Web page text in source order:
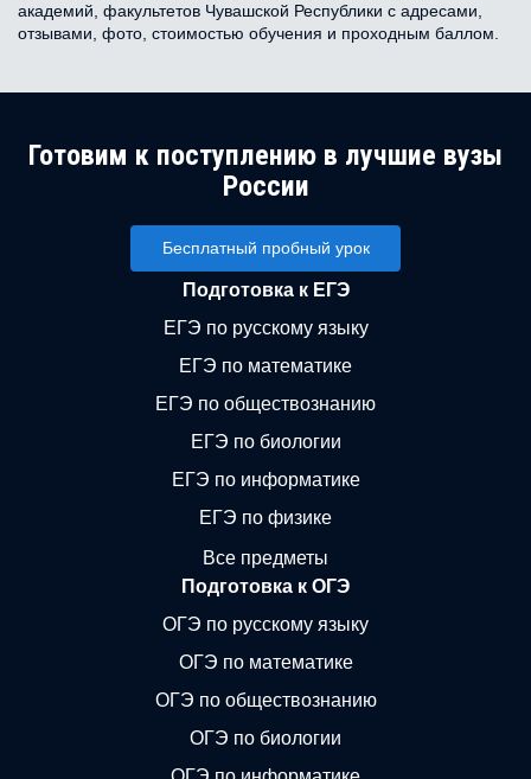
академий, факультетов Чувашской Республики с адресами,
отзывами, фото, стоимостью обучения и проходным баллом.
Готовим к поступлению в лучшие вузы
России
Бесплатный пробный урок
Подготовка к ЕГЭ
ЕГЭ по русскому языку
ЕГЭ по математике
ЕГЭ по обществознанию
ЕГЭ по биологии
ЕГЭ по информатике
ЕГЭ по физике
Все предметы
Подготовка к ОГЭ
ОГЭ по русскому языку
ОГЭ по математике
ОГЭ по обществознанию
ОГЭ по биологии